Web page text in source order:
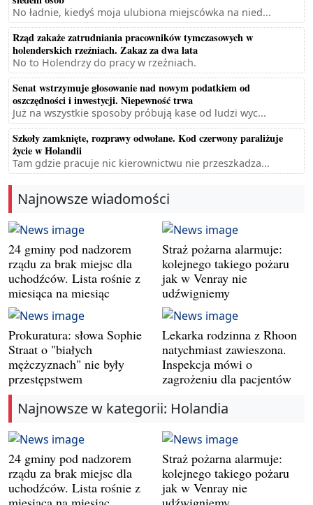
No ładnie, kiedyś moja ulubiona miejscówka na nied...
Rząd zakaże zatrudniania pracowników tymczasowych w
holenderskich rzeźniach. Zakaz za dwa lata
No to Holendrzy do pracy w rzeźniach.
Senat wstrzymuje głosowanie nad nowym podatkiem od
oszczędności i inwestycji. Niepewność trwa
Już na wszystkie sposoby próbują kase od ludzi wyc...
Szkoły zamknięte, rozprawy odwołane. Kod czerwony paraliżuje
życie w Holandii
Tam gdzie pracuje nic kierownictwu nie przeszkadza...
Najnowsze wiadomości
24 gminy pod nadzorem
rządu za brak miejsc dla
uchodźców. Lista rośnie z
miesiąca na miesiąc
Straż pożarna alarmuje:
kolejnego takiego pożaru
jak w Venray nie
udźwigniemy
Prokuratura: słowa Sophie
Straat o "białych
mężczyznach" nie były
przestępstwem
Lekarka rodzinna z Rhoon
natychmiast zawieszona.
Inspekcja mówi o
zagrożeniu dla pacjentów
Najnowsze w kategorii: Holandia
24 gminy pod nadzorem
rządu za brak miejsc dla
uchodźców. Lista rośnie z
Straż pożarna alarmuje:
kolejnego takiego pożaru
jak w Venray nie